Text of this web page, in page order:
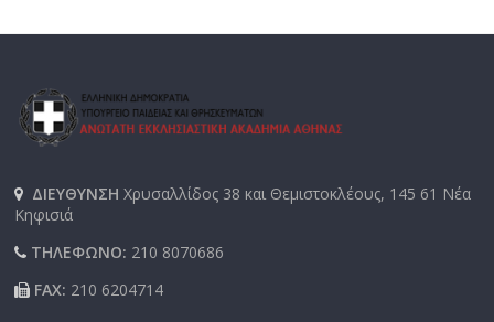
ΔΙΕΥΘΥΝΣΗΧρυσαλλίδος 38 και Θεμιστοκλέους, 145 61 Νέα
Κηφισιά
ΤΗΛΕΦΩΝΟ: 210 8070686
FAX: 210 6204714